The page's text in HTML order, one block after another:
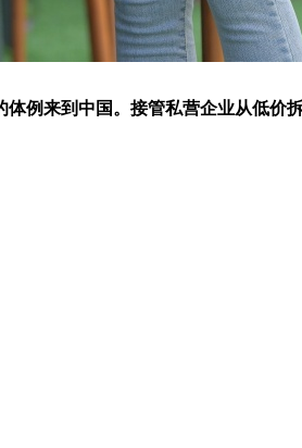
来到中国。接管私营企业从低价